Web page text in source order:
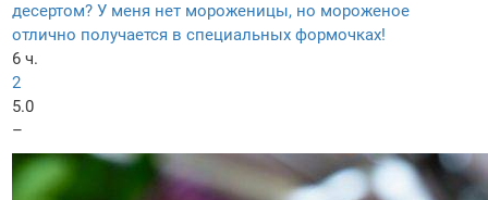
десертом? У меня нет мороженицы, но мороженое
отлично получается в специальных формочках!
6 ч.
2
5.0
–